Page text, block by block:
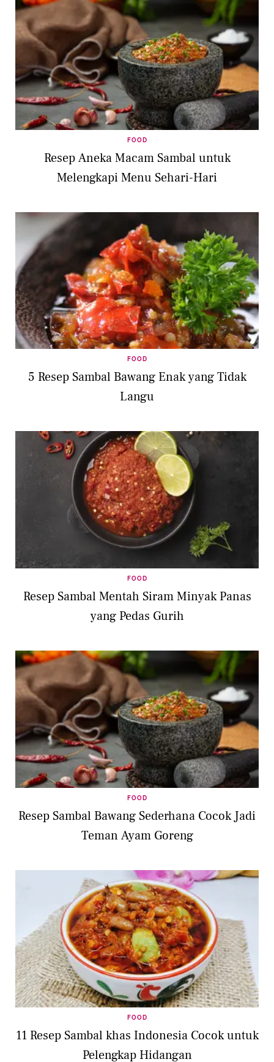
FOOD
Resep Aneka Macam Sambal untuk
Melengkapi Menu Sehari-Hari
FOOD
5 Resep Sambal Bawang Enak yang Tidak
Langu
FOOD
Resep Sambal Mentah Siram Minyak Panas
yang Pedas Gurih
FOOD
Resep Sambal Bawang Sederhana Cocok Jadi
Teman Ayam Goreng
FOOD
11 Resep Sambal khas Indonesia Cocok untuk
Pelengkap Hidangan